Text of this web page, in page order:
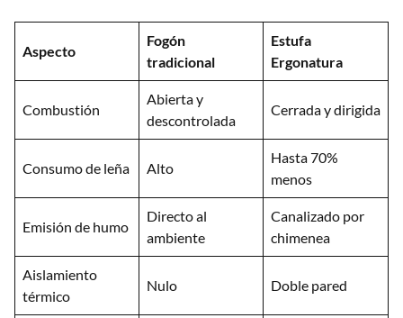
Aspecto
Fogón
tradicional
Estufa
Ergonatura
Combustión
Abierta y
descontrolada
Cerrada y dirigida
Consumo de leña Alto
Hasta 70%
menos
Emisión de humo
Directo al
ambiente
Canalizado por
chimenea
Aislamiento
térmico
Nulo Doble pared